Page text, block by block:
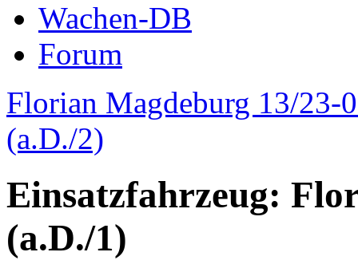
Wachen-DB
Forum
Florian Magdeburg 13/23-
(a.D./2)
Einsatzfahrzeug:
(a.D./1)